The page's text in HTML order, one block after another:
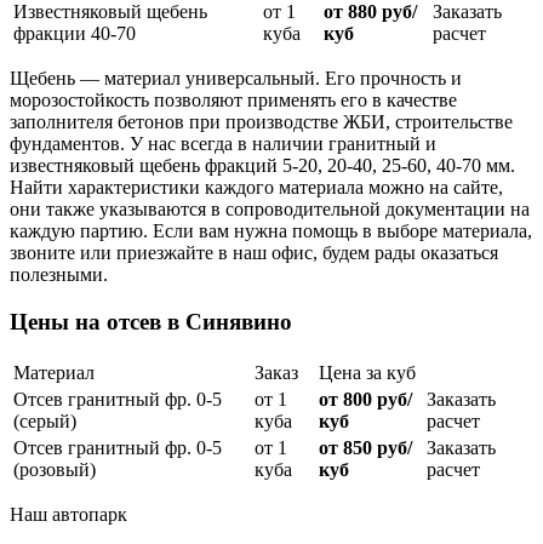
Известняковый щебень
фракции 40-70
от 1
куба
от 880 руб/
куб
Заказать
расчет
Щебень — материал универсальный. Его прочность и
морозостойкость позволяют применять его в качестве
заполнителя бетонов при производстве ЖБИ, строительстве
фундаментов. У нас всегда в наличии гранитный и
известняковый щебень фракций 5-20, 20-40, 25-60, 40-70 мм.
Найти характеристики каждого материала можно на сайте,
они также указываются в сопроводительной документации на
каждую партию. Если вам нужна помощь в выборе материала,
звоните или приезжайте в наш офис, будем рады оказаться
полезными.
Цены на отсев в Синявино
Материал Заказ
Цена за куб
Отсев гранитный фр. 0-5
(серый)
от 1
куба
от 800 руб/
куб
Заказать
расчет
Отсев гранитный фр. 0-5
(розовый)
от 1
куба
от 850 руб/
куб
Заказать
расчет
Наш автопарк